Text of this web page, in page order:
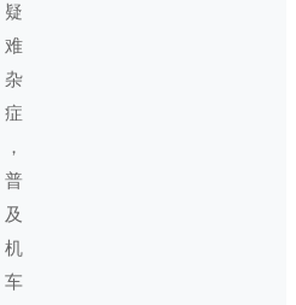
疑
难
杂
症
，
普
及
机
车